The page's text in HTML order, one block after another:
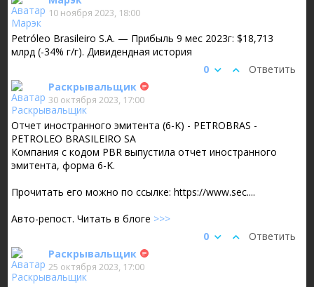
10 ноября 2023, 18:00
Petróleo Brasileiro S.A. — Прибыль 9 мес 2023г: $18,713
млрд (-34% г/г). Дивидендная история
Ответить
0
Раскрывальщик
30 октября 2023, 17:00
Отчет иностранного эмитента (6-K) - PETROBRAS -
PETROLEO BRASILEIRO SA
Компания с кодом PBR выпустила отчет иностранного
эмитента, форма 6-K.
Прочитать его можно по ссылке: https://www.sec....
Авто-репост. Читать в блоге >>>
Ответить
0
Раскрывальщик
25 октября 2023, 17:00